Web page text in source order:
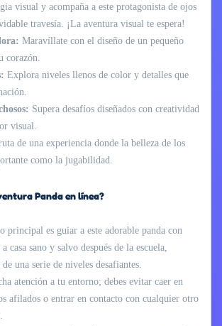
visual y acompaña a este protagonista de ojos
travesía. ¡La aventura visual te espera!
Maravíllate con el diseño de un pequeño
corazón.
Explora niveles llenos de color y detalles que
Supera desafíos diseñados con creatividad
visual.
de una experiencia donde la belleza de los
como la jugabilidad.
Panda en línea?
principal es guiar a este adorable panda con
casa sano y salvo después de la escuela,
una serie de niveles desafiantes.
atención a tu entorno; debes evitar caer en
afilados o entrar en contacto con cualquier otro